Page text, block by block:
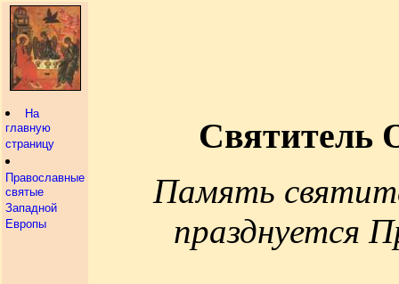
На
главную
страницу
Православные
святые
Западной
Европы
Святитель
Память
празднуется